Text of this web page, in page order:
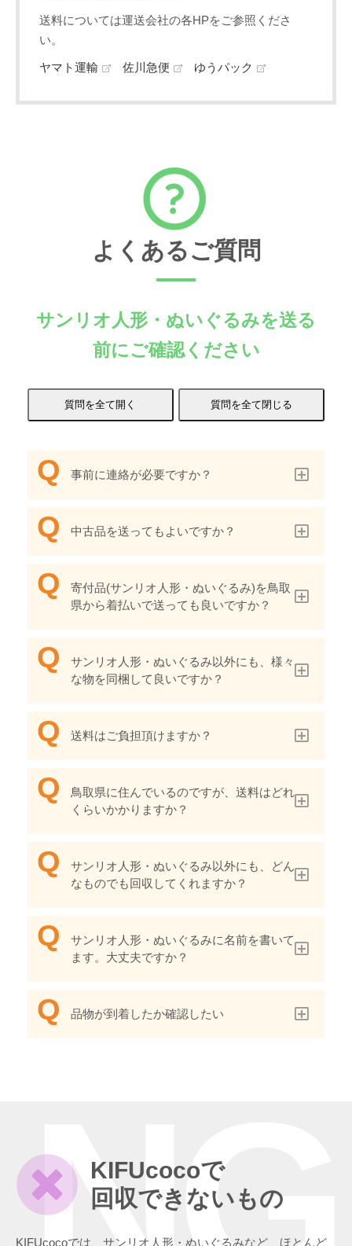
送料については運送会社の各HPをご参照くださ
い。
ヤマト運輸 佐川急便 ゆうパック
よくあるご質問
サンリオ人形・ぬいぐるみを送る
前にご確認ください
事前に連絡が必要ですか？
中古品を送ってもよいですか？
寄付品(サンリオ人形・ぬいぐるみ)を鳥取
県から着払いで送っても良いですか？
サンリオ人形・ぬいぐるみ以外にも、様々
な物を同梱して良いですか？
送料はご負担頂けますか？
鳥取県に住んでいるのですが、送料はどれ
くらいかかりますか？
サンリオ人形・ぬいぐるみ以外にも、どん
なものでも回収してくれますか？
サンリオ人形・ぬいぐるみに名前を書いて
ます。大丈夫ですか？
品物が到着したか確認したい
KIFUcocoで
回収できないもの
KIFUcocoでは、サンリオ人形・ぬいぐるみなど、ほとんど